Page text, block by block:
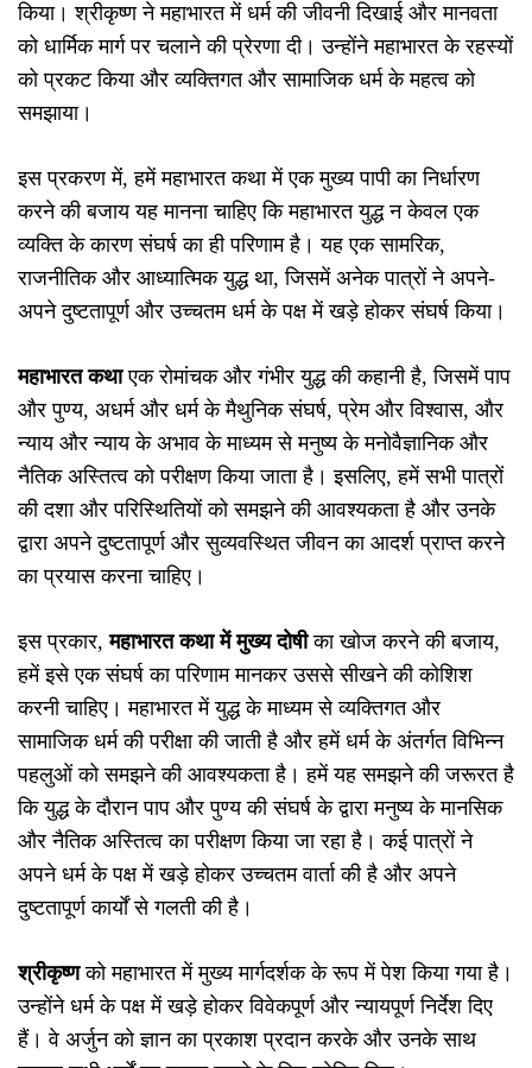
किया। श्रीकृष्ण ने महाभारत में धर्म की जीवनी दिखाई और मानवता
को धार्मिक मार्ग पर चलाने की प्रेरणा दी। उन्होंने महाभारत के रहस्यों
को प्रकट किया और व्यक्तिगत और सामाजिक धर्म के महत्व को
समझाया।
इस प्रकरण में, हमें महाभारत कथा में एक मुख्य पापी का निर्धारण
करने की बजाय यह मानना चाहिए कि महाभारत युद्ध न केवल एक
व्यक्ति के कारण संघर्ष का ही परिणाम है। यह एक सामरिक,
राजनीतिक और आध्यात्मिक युद्ध था, जिसमें अनेक पात्रों ने अपने-
अपने दुष्टतापूर्ण और उच्चतम धर्म के पक्ष में खड़े होकर संघर्ष किया।
महाभारत कथाएक रोमांचक और गंभीर युद्ध की कहानी है, जिसमें पाप
और पुण्य, अधर्म और धर्म के मैथुनिक संघर्ष, प्रेम और विश्वास, और
न्याय और न्याय के अभाव के माध्यम से मनुष्य के मनोवैज्ञानिक और
नैतिक अस्तित्व को परीक्षण किया जाता है। इसलिए, हमें सभी पात्रों
की दशा और परिस्थितियों को समझने की आवश्यकता है और उनके
द्वारा अपने दुष्टतापूर्ण और सुव्यवस्थित जीवन का आदर्श प्राप्त करने
का प्रयास करना चाहिए।
इस प्रकार,महाभारत कथा में मुख्य दोषीका खोज करने की बजाय,
हमें इसे एक संघर्ष का परिणाम मानकर उससे सीखने की कोशिश
करनी चाहिए। महाभारत में युद्ध के माध्यम से व्यक्तिगत और
सामाजिक धर्म की परीक्षा की जाती है और हमें धर्म के अंतर्गत विभिन्न
पहलुओं को समझने की आवश्यकता है। हमें यह समझने की जरूरत है
कि युद्ध के दौरान पाप और पुण्य की संघर्ष के द्वारा मनुष्य के मानसिक
और नैतिक अस्तित्व का परीक्षण किया जा रहा है। कई पात्रों ने
अपने धर्म के पक्ष में खड़े होकर उच्चतम वार्ता की है और अपने
दुष्टतापूर्ण कार्यों से गलती की है।
श्रीकृष्णको महाभारत में मुख्य मार्गदर्शक के रूप में पेश किया गया है।
उन्होंने धर्म के पक्ष में खड़े होकर विवेकपूर्ण और न्यायपूर्ण निर्देश दिए
हैं। वे अर्जुन को ज्ञान का प्रकाश प्रदान करके और उनके साथ